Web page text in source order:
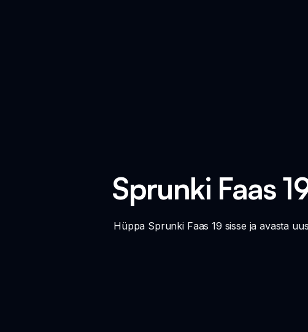
Sprunki Faas
Hüppa Sprunki Faas 19 sisse ja avasta